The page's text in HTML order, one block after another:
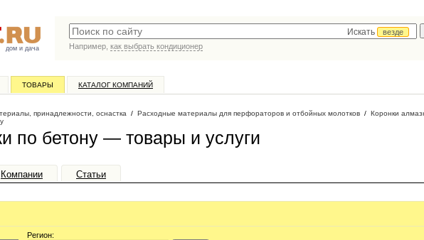
дом и дача
Искать
везде
Например, как выбрать кондиционер
ТОВАРЫ КАТАЛОГ КОМПАНИЙ
принадлежности, оснастка / Расходные материалы для перфораторов и отбойных молотков / Коронки
по бетону — товары и услуги
Компании Статьи
Регион: